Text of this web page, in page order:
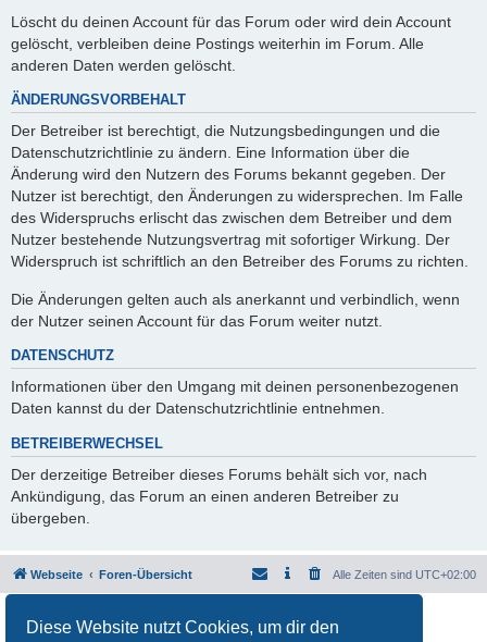
Diese Website nutzt Cookies, um dir den
Löscht du deinen Account für das Forum oder wird dein Account
gelöscht, verbleiben deine Postings weiterhin im Forum. Alle
anderen Daten werden gelöscht.
ÄNDERUNGSVORBEHALT
Der Betreiber ist berechtigt, die Nutzungsbedingungen und die
Datenschutzrichtlinie zu ändern. Eine Information über die
Änderung wird den Nutzern des Forums bekannt gegeben. Der
Nutzer ist berechtigt, den Änderungen zu widersprechen. Im Falle
des Widerspruchs erlischt das zwischen dem Betreiber und dem
Nutzer bestehende Nutzungsvertrag mit sofortiger Wirkung. Der
Widerspruch ist schriftlich an den Betreiber des Forums zu richten.
Die Änderungen gelten auch als anerkannt und verbindlich, wenn
der Nutzer seinen Account für das Forum weiter nutzt.
DATENSCHUTZ
Informationen über den Umgang mit deinen personenbezogenen
Daten kannst du der Datenschutzrichtlinie entnehmen.
BETREIBERWECHSEL
Der derzeitige Betreiber dieses Forums behält sich vor, nach
Ankündigung, das Forum an einen anderen Betreiber zu
übergeben.
Webseite Foren-Übersicht Alle Zeiten sind UTC+02:00
Deutsche Übersetzung durchphpBB.de